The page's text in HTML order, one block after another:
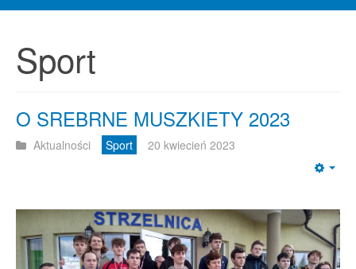
Sport
O SREBRNE MUSZKIETY 2023
Aktualności Sport 20 kwiecień 2023